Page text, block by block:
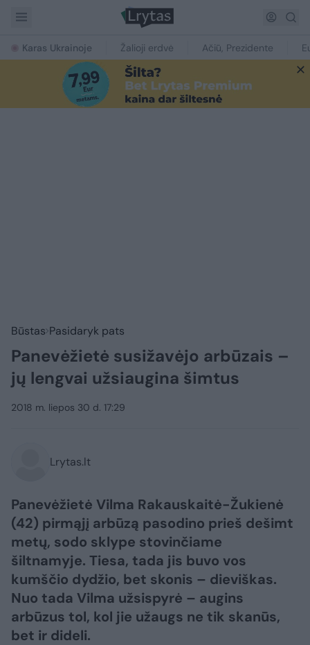
Karas Ukrainoje Žalioji erdvė Ačiū, Prezidente
Būstas Pasidaryk pats
Panevėžietė susižavėjo arbūzais –
jų lengvai užsiaugina šimtus
2018 m. liepos 30 d. 17:29
Lrytas.lt
Panevėžietė Vilma Rakauskaitė-Žukienė
(42) pirmąjį arbūzą pasodino prieš dešimt
metų, sodo sklype stovinčiame
šiltnamyje. Tiesa, tada jis buvo vos
kumščio dydžio, bet skonis – dieviškas.
Nuo tada Vilma užsispyrė – augins
arbūzus tol, kol jie užaugs ne tik skanūs,
bet ir dideli.